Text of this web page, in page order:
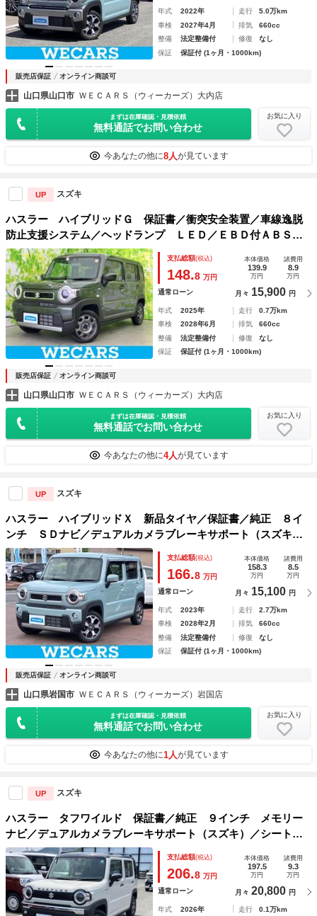
年式 2022年 走行
5.0万km
車検
2027年4月 排気
660cc
整備
法定整備付 修復
なし
保証
保証付 (1ヶ月・1000km)
販売店保証 オンライン商談可
山口県山口市 ＷＥＣＡＲＳ（ウィーカーズ）大内店
まずは在庫確認・見積依頼
無料通話でお問い合わせ
お気に入り
今あなたの他に8人が見ています
UP スズキ
ハスラー ハイブリッドＧ 保証書／衝突安全装置／車線逸脱
防止支援システム／ヘッドランプ ＬＥＤ／ＥＢＤ付ＡＢＳ／
横滑り防止装置／禁煙車／エアバッグ 運転席／エアバッグ
助手席／エアバッグ サイド／衝突安全ボディ
支払総額(税込)
148.8 万円
本体価格
139.9
万円
諸費用
8.9
万円
通常ローン 月々 15,900 円
年式 2025年 走行
0.7万km
車検
2028年6月 排気
660cc
整備
法定整備付 修復
なし
保証
保証付 (1ヶ月・1000km)
販売店保証 オンライン商談可
山口県山口市 ＷＥＣＡＲＳ（ウィーカーズ）大内店
まずは在庫確認・見積依頼
無料通話でお問い合わせ
お気に入り
今あなたの他に4人が見ています
UP スズキ
ハスラー ハイブリッドＸ 新品タイヤ／保証書／純正 ８イ
ンチ ＳＤナビ／デュアルカメラブレーキサポート（スズキ）
／シートヒーター 前席／車線逸脱防止支援システム／ドライ
ブレコーダー 社外／ヘッドランプ ＬＥＤ
支払総額(税込)
166.8 万円
本体価格
158.3
万円
諸費用
8.5
万円
通常ローン 月々 15,100 円
年式 2023年 走行
2.7万km
車検
2028年2月 排気
660cc
整備
法定整備付 修復
なし
保証
保証付 (1ヶ月・1000km)
販売店保証 オンライン商談可
山口県岩国市 ＷＥＣＡＲＳ（ウィーカーズ）岩国店
まずは在庫確認・見積依頼
無料通話でお問い合わせ
お気に入り
今あなたの他に1人が見ています
UP スズキ
ハスラー タフワイルド 保証書／純正 ９インチ メモリー
ナビ／デュアルカメラブレーキサポート（スズキ）／シートヒ
ーター 前席／全方位モニター／車線逸脱防止支援システム／
ヘッドランプ ＬＥＤ／ＵＳＢジャック
支払総額(税込)
206.8 万円
本体価格
197.5
万円
諸費用
9.3
万円
通常ローン 月々 20,800 円
年式 2026年 走行
0.1万km